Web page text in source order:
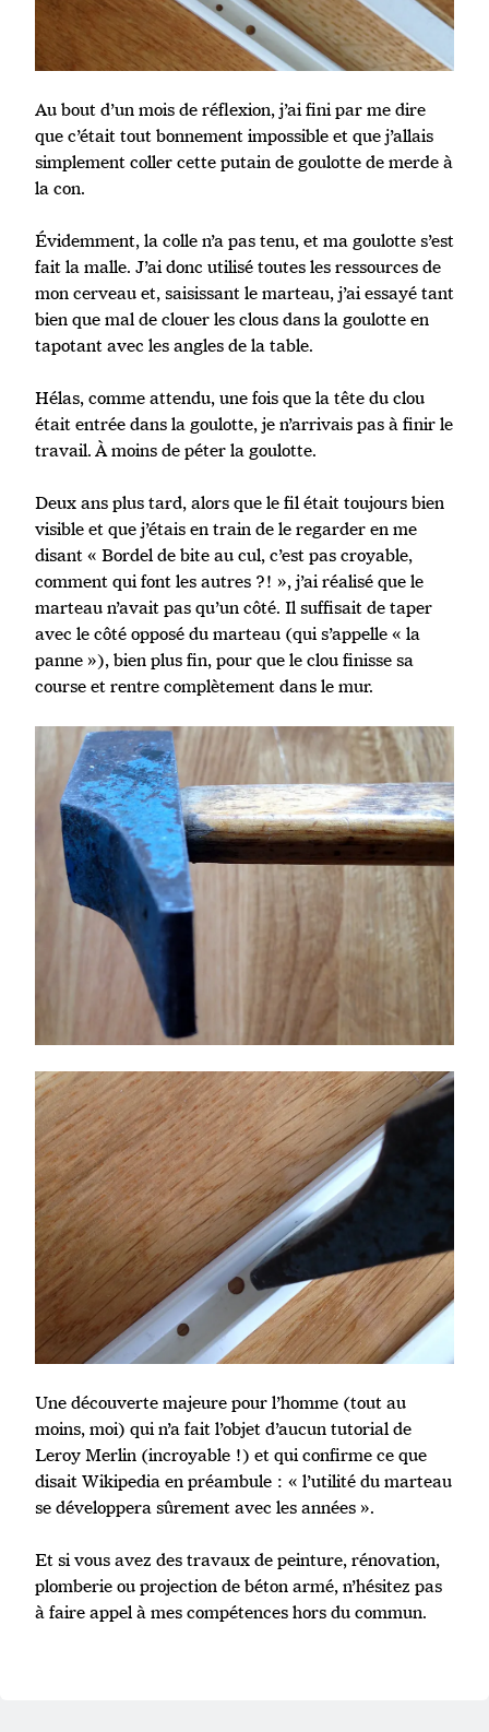
Au bout d’un mois de réflexion, j’ai fini par me dire
que c’était tout bonnement impossible et que j’allais
simplement coller cette putain de goulotte de merde à
la con.
Évidemment, la colle n’a pas tenu, et ma goulotte s’est
fait la malle. J’ai donc utilisé toutes les ressources de
mon cerveau et, saisissant le marteau, j’ai essayé tant
bien que mal de clouer les clous dans la goulotte en
tapotant avec les angles de la table.
Hélas, comme attendu, une fois que la tête du clou
était entrée dans la goulotte, je n’arrivais pas à finir le
travail. À moins de péter la goulotte.
Deux ans plus tard, alors que le fil était toujours bien
visible et que j’étais en train de le regarder en me
disant « Bordel de bite au cul, c’est pas croyable,
comment qui font les autres ?! », j’ai réalisé que le
marteau n’avait pas qu’un côté. Il suffisait de taper
avec le côté opposé du marteau (qui s’appelle « la
panne »), bien plus fin, pour que le clou finisse sa
course et rentre complètement dans le mur.
Une découverte majeure pour l’homme (tout au
moins, moi) qui n’a fait l’objet d’aucun tutorial de
Leroy Merlin (incroyable !) et qui confirme ce que
disait Wikipedia en préambule : « l’utilité du marteau
se développera sûrement avec les années ».
Et si vous avez des travaux de peinture, rénovation,
plomberie ou projection de béton armé, n’hésitez pas
à faire appel à mes compétences hors du commun.